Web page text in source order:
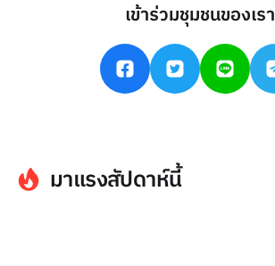
เข้าร่วมชุมชนของเรา
มาแรงสัปดาห์นี้